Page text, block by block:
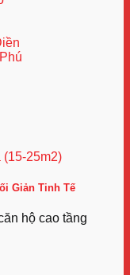
Giản Tinh Tế
hộ cao tầng